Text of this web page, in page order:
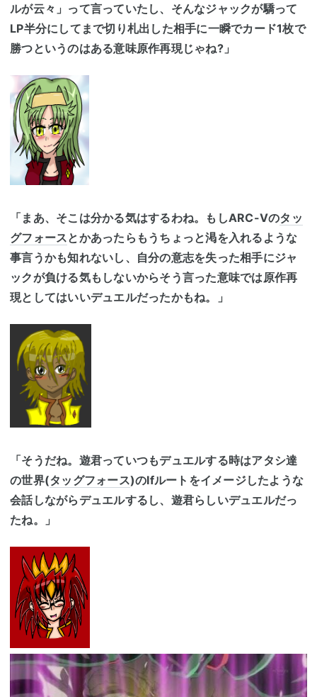
ルが云々」って言っていたし、そんなジャックが驕って
LP半分にしてまで切り札出した相手に一瞬でカード1枚で
勝つというのはある意味原作再現じゃね?」
「まあ、そこは分かる気はするわね。もしARC-Vのタッ
グフォースとかあったらもうちょっと渇を入れるような
事言うかも知れないし、自分の意志を失った相手にジャ
ックが負ける気もしないからそう言った意味では原作再
現としてはいいデュエルだったかもね。」
「そうだね。遊君っていつもデュエルする時はアタシ達
の世界(タッグフォース)のIfルートをイメージしたような
会話しながらデュエルするし、遊君らしいデュエルだっ
たね。」